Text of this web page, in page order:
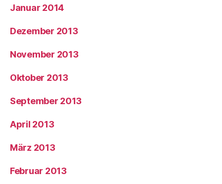
Januar 2014
Dezember 2013
November 2013
Oktober 2013
September 2013
April 2013
März 2013
Februar 2013